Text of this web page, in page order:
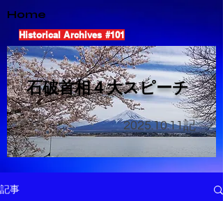
Home
Historical Archives #101
​石破首相４大スピーチ
2025.10.11記
記事